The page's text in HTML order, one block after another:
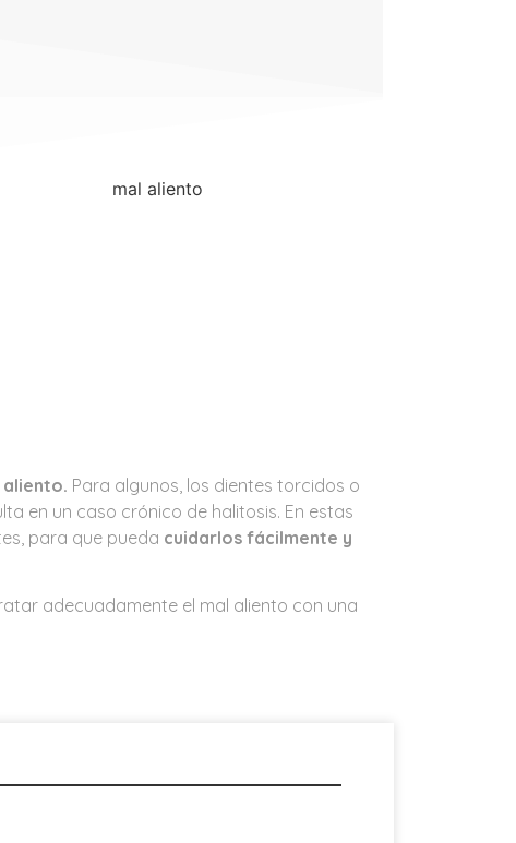
Para algunos, los dientes torcidos o
en un caso crónico de halitosis. En estas
para que pueda cuidarlos fácilmente y
adecuadamente el mal aliento con una